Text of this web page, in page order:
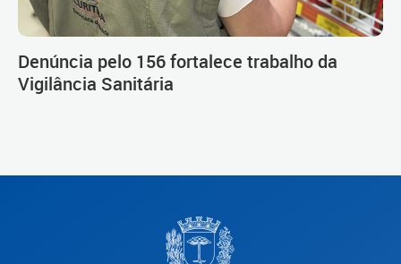
Denúncia pelo 156 fortalece trabalho da
Vigilância Sanitária